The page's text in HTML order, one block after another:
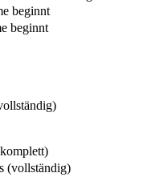
beginnt
beginnt
(vollständig)